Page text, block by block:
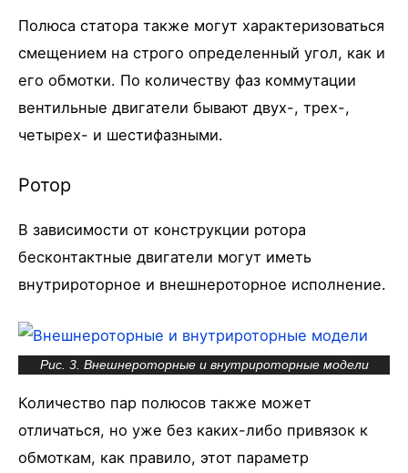
Полюса статора также могут характеризоваться
смещением на строго определенный угол, как и
его обмотки. По количеству фаз коммутации
вентильные двигатели бывают двух-, трех-,
четырех- и шестифазными.
Ротор
В зависимости от конструкции ротора
бесконтактные двигатели могут иметь
внутрироторное и внешнероторное исполнение.
Рис. 3. Внешнероторные и внутрироторные модели
Количество пар полюсов также может
отличаться, но уже без каких-либо привязок к
обмоткам, как правило, этот параметр